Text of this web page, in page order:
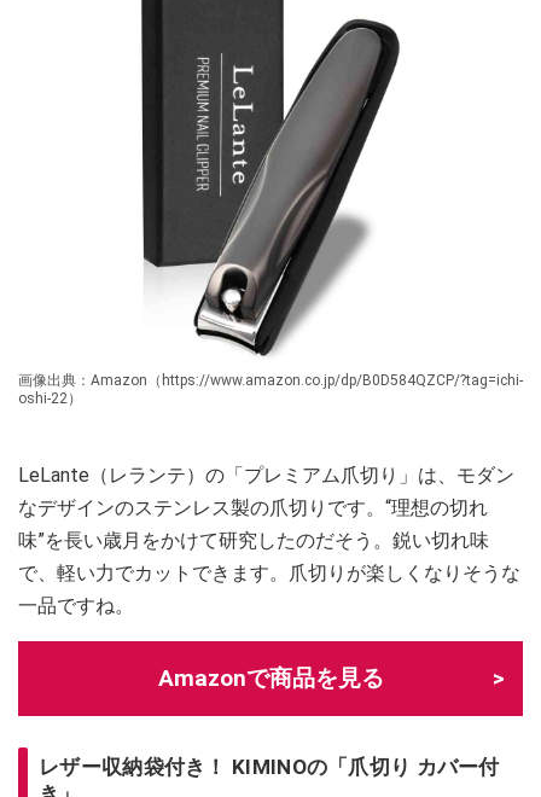
画像出典：Amazon（https://www.amazon.co.jp/dp/B0D584QZCP/?tag=ichi-
oshi-22）
LeLante（レランテ）の「プレミアム爪切り」は、モダン
なデザインのステンレス製の爪切りです。“理想の切れ
味”を長い歳月をかけて研究したのだそう。鋭い切れ味
で、軽い力でカットできます。爪切りが楽しくなりそうな
一品ですね。
Amazonで商品を見る
レザー収納袋付き！ KIMINOの「爪切り カバー付